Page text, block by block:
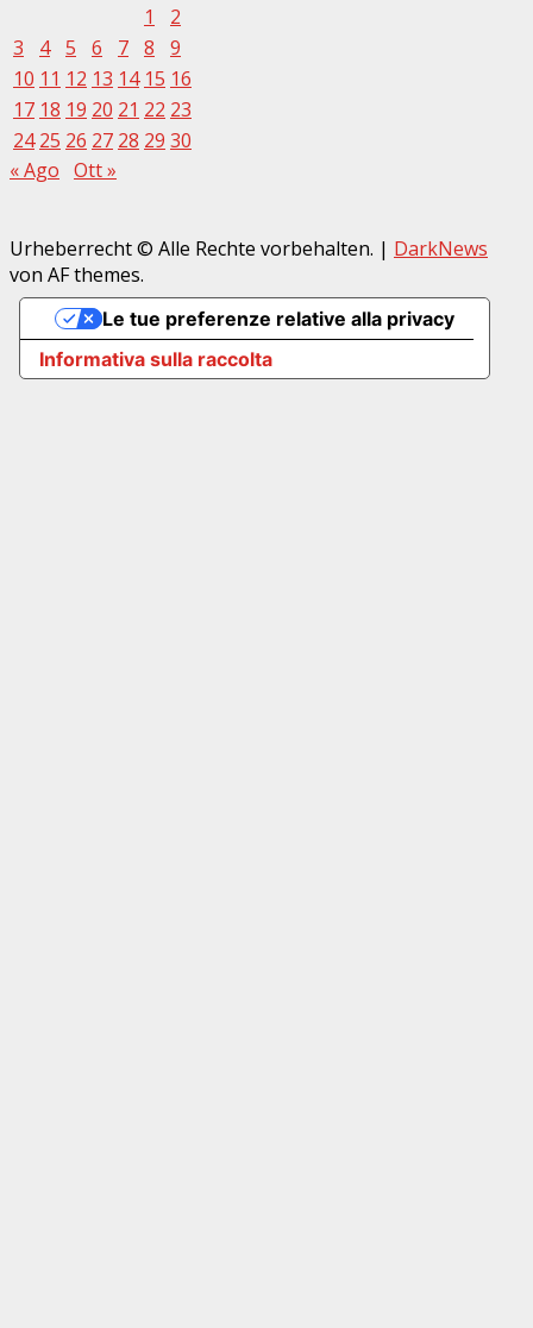
1
2
3
4 5 6 7 8
9
10 11 12 13 14 15 16
17 18 19 20 21 22 23
24 25 26 27 28 29 30
« Ago Ott »
Urheberrecht © Alle Rechte vorbehalten. | DarkNews
von AF themes.
Informativa sulla raccolta
Le tue preferenze relative alla privacy